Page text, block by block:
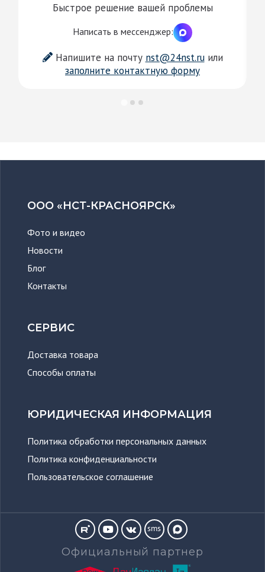
Быстрое решение вашей проблемы
Написать в мессенджер:
Напишите на почту nst@24nst.ruили
заполните контактную форму
ООО «НСТ-КРАСНОЯРСК»
Фото и видео
Новости
Блог
Контакты
СЕРВИС
Доставка товара
Способы оплаты
ЮРИДИЧЕСКАЯ ИНФОРМАЦИЯ
Политика обработки персональных данных
Политика конфиденциальности
Пользовательское соглашение
sms
Официальный партнер